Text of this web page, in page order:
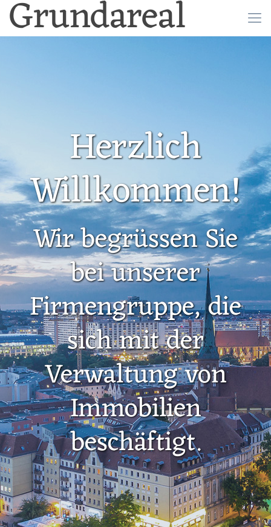
Grundareal
Herzlich
Willkommen!
Wir begrüssen Sie
bei unserer
Firmengruppe, die
sich mit der
Verwaltung von
Immobilien
beschäftigt.